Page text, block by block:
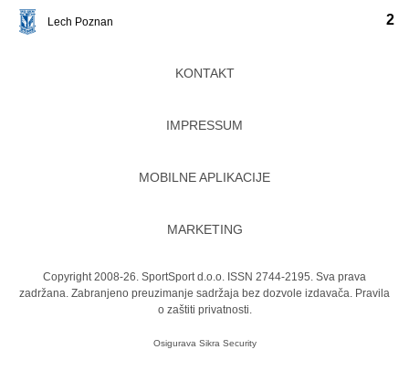
Lech Poznan 2
KONTAKT
IMPRESSUM
MOBILNE APLIKACIJE
MARKETING
Copyright 2008-26. SportSport d.o.o. ISSN 2744-2195. Sva prava
zadržana. Zabranjeno preuzimanje sadržaja bez dozvole izdavača. Pravila
o zaštiti privatnosti.
Osigurava Sikra Security